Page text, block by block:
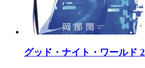
グッド・ナイト・ワールド 2